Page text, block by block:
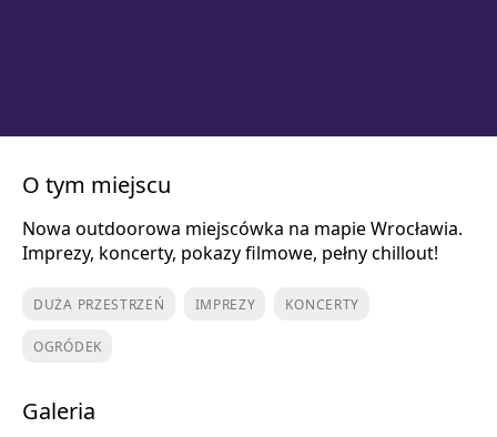
O tym miejscu
Nowa outdoorowa miejscówka na mapie Wrocławia.
Imprezy, koncerty, pokazy filmowe, pełny chillout!
DUŻA PRZESTRZEŃ IMPREZY KONCERTY
OGRÓDEK
Galeria